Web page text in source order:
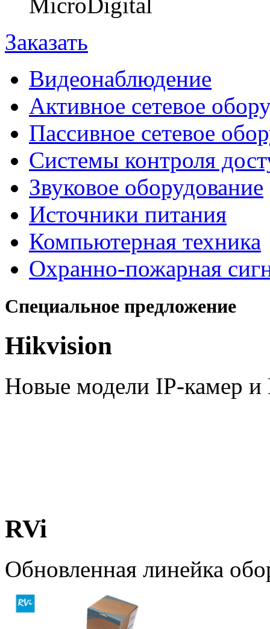
Заказать
Видеонаблюдение
Активное сетевое
Пассивное сетевое
Системы контроля
Звуковое оборудование
Источники питания
Компьютерная техника
Охранно-пожарная
Специальное предложение
Hikvision
Новые модели IP-камер и
RVi
Обновленная линейка